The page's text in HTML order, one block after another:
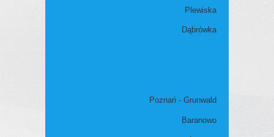
Plewiska
Dąbrówka
Poznań - Grunwald
Baranowo